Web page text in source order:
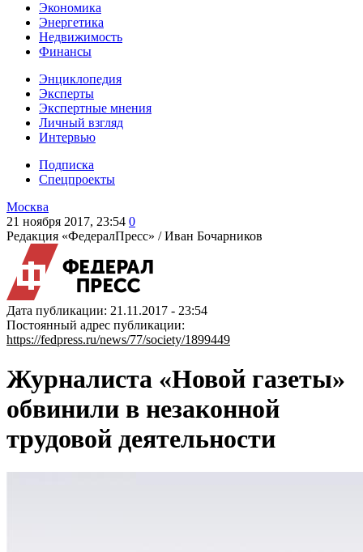
Экономика
Энергетика
Недвижимость
Финансы
Энциклопедия
Эксперты
Экспертные мнения
Личный взгляд
Интервью
Подписка
Спецпроекты
Москва
21 ноября 2017, 23:54 0
Редакция «ФедералПресс» /Иван Бочарников
Дата публикации: 21.11.2017 - 23:54
Постоянный адрес публикации:
https://fedpress.ru/news/77/society/1899449
Журналиста «Новой газеты»
обвинили в незаконной
трудовой деятельности